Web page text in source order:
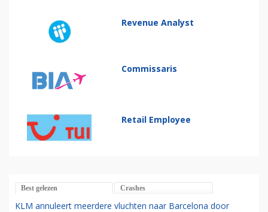
Revenue Analyst
Commissaris
Retail Employee
Best gelezen Crashes
KLM annuleert meerdere vluchten naar Barcelona door